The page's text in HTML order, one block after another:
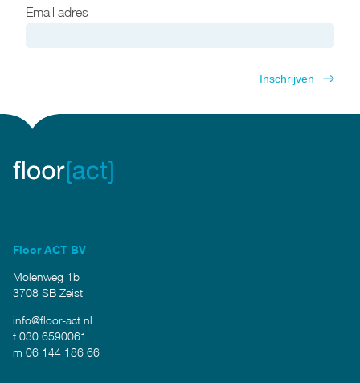
Email adres
Floor ACT BV
Molenweg 1b
3708 SB Zeist
info@floor-act.nl
t 030 6590061
m 06 144 186 66